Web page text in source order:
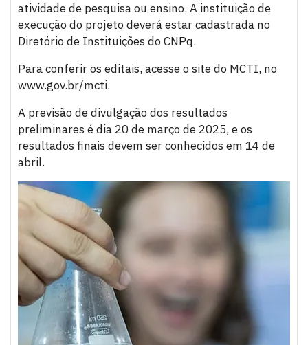
atividade de pesquisa ou ensino. A instituição de
execução do projeto deverá estar cadastrada no
Diretório de Instituições do CNPq.
Para conferir os editais, acesse o site do MCTI, no
www.gov.br/mcti.
A previsão de divulgação dos resultados
preliminares é dia 20 de março de 2025, e os
resultados finais devem ser conhecidos em 14 de
abril.